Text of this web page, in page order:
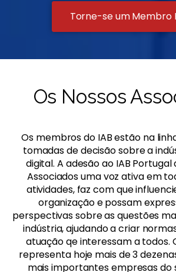
Torne-se um Membro
Os Nossos
Os membros do IAB estão na
tomadas de decisão sobre a
digital. A adesão ao IAB Portugal
Associados uma voz ativa em
atividades, faz com que
organização e possam
perspectivas sobre as questões
indústria, ajudando a criar
atuação qe interessam a todos.
representa hoje mais de 3
mais importantes empresas do